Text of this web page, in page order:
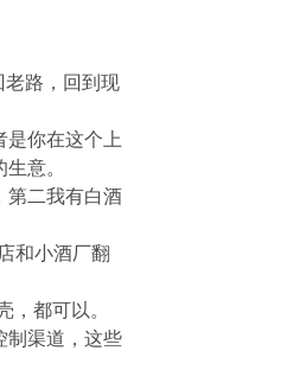
老路，回到现
是你在这个上
意。
第二我有白酒
和小酒厂翻
都可以。
制渠道，这些